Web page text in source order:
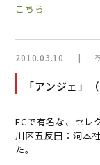
こちら
2010.03.10 |
「アンジェ」
ECで有名な、セレ
川区五反田：洞本
た。